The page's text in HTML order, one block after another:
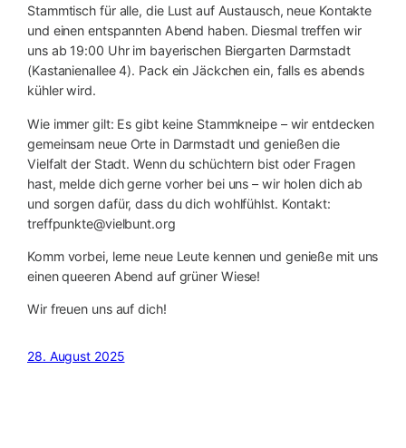
Stammtisch für alle, die Lust auf Austausch, neue Kontakte
und einen entspannten Abend haben. Diesmal treffen wir
uns ab 19:00 Uhr im bayerischen Biergarten Darmstadt
(Kastanienallee 4). Pack ein Jäckchen ein, falls es abends
kühler wird.
Wie immer gilt: Es gibt keine Stammkneipe – wir entdecken
gemeinsam neue Orte in Darmstadt und genießen die
Vielfalt der Stadt. Wenn du schüchtern bist oder Fragen
hast, melde dich gerne vorher bei uns – wir holen dich ab
und sorgen dafür, dass du dich wohlfühlst. Kontakt:
treffpunkte@vielbunt.org
Komm vorbei, lerne neue Leute kennen und genieße mit uns
einen queeren Abend auf grüner Wiese!
Wir freuen uns auf dich!
28. August 2025